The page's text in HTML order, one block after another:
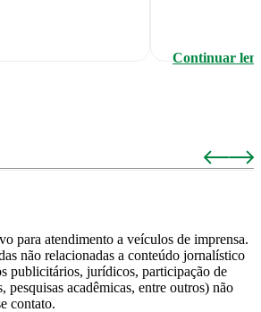
Continuar
para atendimento a veículos de imprensa.
não relacionadas a conteúdo jornalístico
publicitários, jurídicos, participação de
pesquisas acadêmicas, entre outros) não
contato.